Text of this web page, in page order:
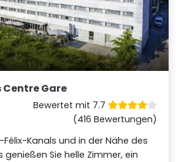
Gare
Bewertet mit 7.7
(416 Bewertungen)
Kanals und in der Nähe des
Sie helle Zimmer, ein